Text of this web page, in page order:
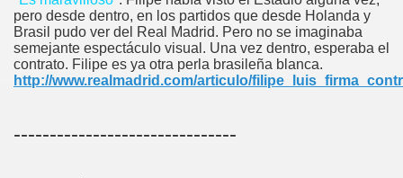
pero desde dentro, en los partidos que desde Holanda y
Brasil pudo ver del Real Madrid. Pero no se imaginaba
semejante espectáculo visual. Una vez dentro, esperaba el
contrato. Filipe es ya otra perla brasileña blanca.
http://www.realmadrid.com/articulo/
-------------------------------